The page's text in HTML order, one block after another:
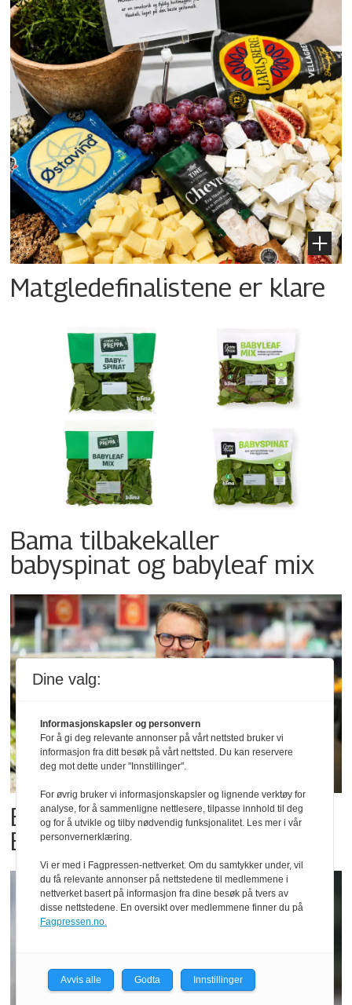
Matgledefinalistene er klare
Bama tilbakekaller
babyspinat og babyleaf mix
Billigbonanza da Norge slo
Elfenbenkysten
Dine valg:
Informasjonskapsler og personvern
For å gi deg relevante annonser på vårt nettsted bruker vi
informasjon fra ditt besøk på vårt nettsted. Du kan reservere
deg mot dette under "Innstillinger".
For øvrig bruker vi informasjonskapsler og lignende verktøy for
analyse, for å sammenligne nettlesere, tilpasse innhold til deg
og for å utvikle og tilby nødvendig funksjonalitet. Les mer i vår
personvernerklæring.
Vi er med i Fagpressen-nettverket. Om du samtykker under, vil
du få relevante annonser på nettstedene til medlemmene i
nettverket basert på informasjon fra dine besøk på tvers av
disse nettstedene. En oversikt over medlemmene finner du på
Fagpressen.no.
Avvis alle Godta Innstillinger